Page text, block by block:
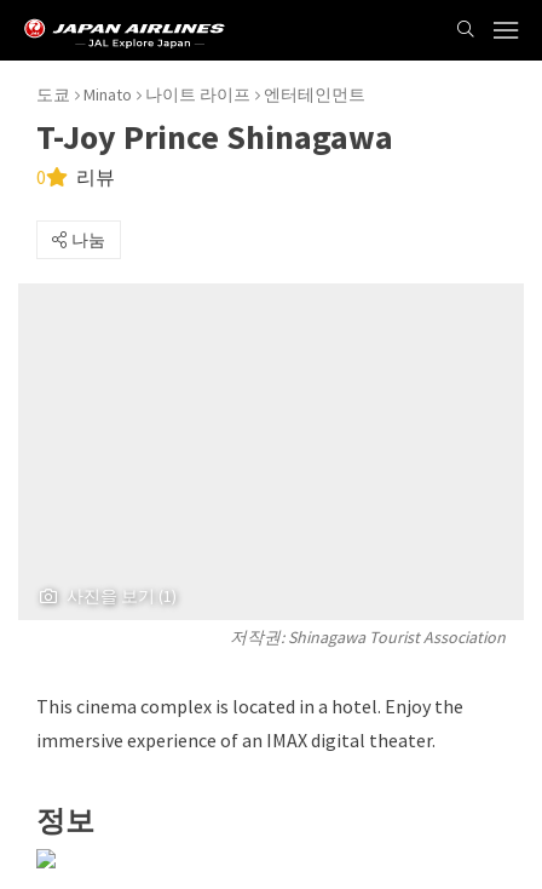
도쿄 Minato 나이트 라이프 엔터테인먼트
T-Joy Prince Shinagawa
0 리뷰
나눔
사진을 보기 (1)
저작권: Shinagawa Tourist Association
This cinema complex is located in a hotel. Enjoy the
immersive experience of an IMAX digital theater.
정보